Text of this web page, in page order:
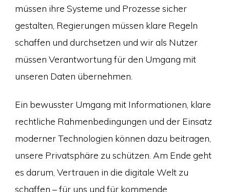
müssen ihre Systeme und Prozesse sicher
gestalten, Regierungen müssen klare Regeln
schaffen und durchsetzen und wir als Nutzer
müssen Verantwortung für den Umgang mit
unseren Daten übernehmen.
Ein bewusster Umgang mit Informationen, klare
rechtliche Rahmenbedingungen und der Einsatz
moderner Technologien können dazu beitragen,
unsere Privatsphäre zu schützen. Am Ende geht
es darum, Vertrauen in die digitale Welt zu
schaffen – für uns und für kommende